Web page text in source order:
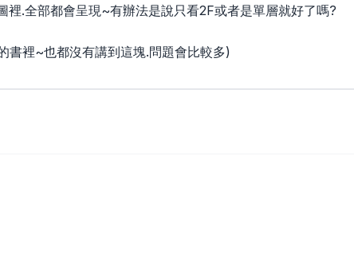
.全部都會呈現~有辦法是說只看2F或者是單層就好了嗎?
書裡~也都沒有講到這塊.問題會比較多)